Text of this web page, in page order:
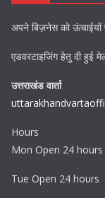
अपने बिज़नेस को ऊंचाईयों
एडवरटाइजिंग हेतु दी हुई
उत्तराखंड वार्ता
Hours
Mon Open 24 hours
Tue Open 24 hours